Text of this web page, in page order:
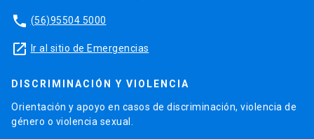
phone (56)95504 5000
launch Ir al sitio de Emergencias
DISCRIMINACIÓN Y VIOLENCIA
Orientación y apoyo en casos de discriminación, violencia de
género o violencia sexual.